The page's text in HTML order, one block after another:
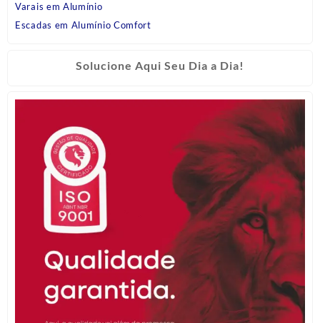
Varais em Alumínio
Escadas em Alumínio Comfort
Solucione Aqui Seu Dia a Dia!